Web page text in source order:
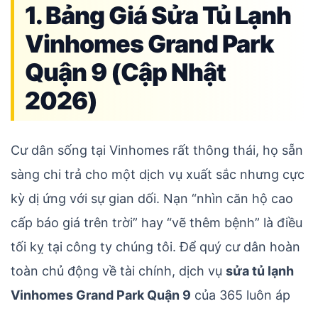
1. Bảng Giá Sửa Tủ Lạnh
Vinhomes Grand Park
Quận 9 (Cập Nhật
2026)
Cư dân sống tại Vinhomes rất thông thái, họ sẵn
sàng chi trả cho một dịch vụ xuất sắc nhưng cực
kỳ dị ứng với sự gian dối. Nạn “nhìn căn hộ cao
cấp báo giá trên trời” hay “vẽ thêm bệnh” là điều
tối kỵ tại công ty chúng tôi. Để quý cư dân hoàn
toàn chủ động về tài chính, dịch vụ sửa tủ lạnh
Vinhomes Grand Park Quận 9 của 365 luôn áp